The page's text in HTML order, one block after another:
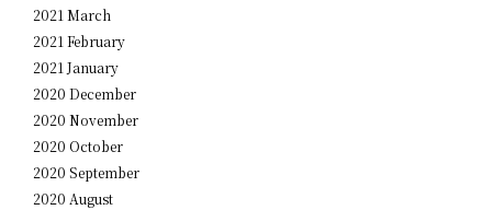
2021 March
2021 February
2021 January
2020 December
2020 November
2020 October
2020 September
2020 August